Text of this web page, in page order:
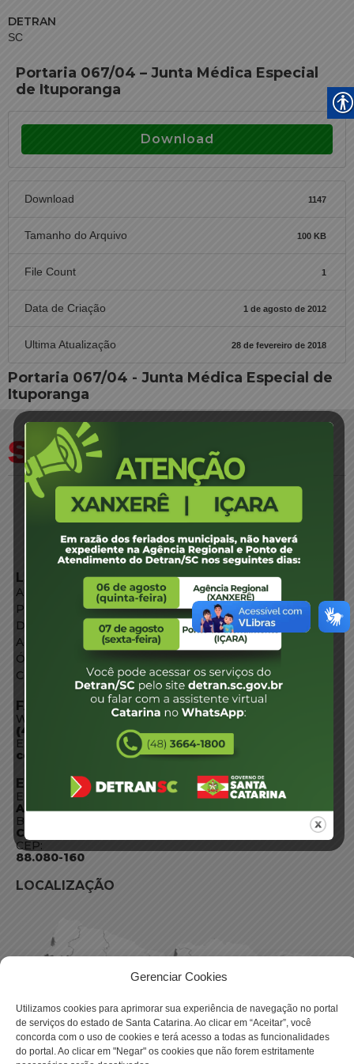
Gerenciar Cookies
Utilizamos cookies para aprimorar sua experiência de navegação no portal
de serviços do estado de Santa Catarina. Ao clicar em “Aceitar”, você
concorda com o uso de cookies e terá acesso a todas as funcionalidades
do portal. Ao clicar em "Negar" os cookies que não forem estritamente
DETRAN
SC
Portaria 067/04 – Junta Médica Especial
de Ituporanga
Download
Download 1147
Tamanho do Arquivo 100 KB
File Count 1
Data de Criação 1 de agosto de 2012
Ultima Atualização 28 de fevereiro de 2018
Portaria 067/04 - Junta Médica Especial de
Ituporanga
LINKS EXTERNOS
Agência de Notícias
Portal de Serviços
Diário Oficial
Acesso à Informação
Órgãos do Governo
Conheça SC
FALE CONOSCO
WhatsApp:
(48) 3664-1800
E-mail:
centraldeinformacoes@detran.sc.gov.br
ENDEREÇO
Endereço:
Av. Almirante Tamandaré - 480
Bairro:
Coqueiros, Florianópolis SC
CEP:
88.080-160
LOCALIZAÇÃO